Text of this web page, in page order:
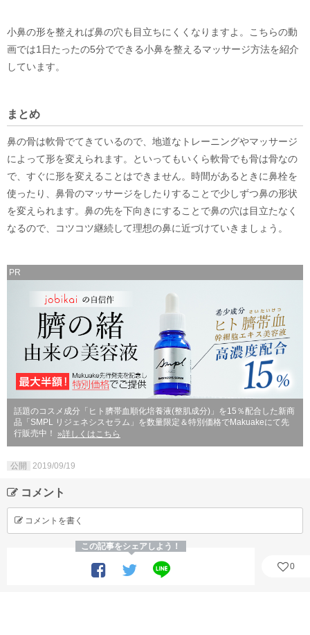
小鼻の形を整えれば鼻の穴も目立ちにくくなりますよ。こちらの動
画では1日たったの5分でできる小鼻を整えるマッサージ方法を紹介
しています。
まとめ
鼻の骨は軟骨でてきているので、地道なトレーニングやマッサージ
によって形を変えられます。といってもいくら軟骨でも骨は骨なの
で、すぐに形を変えることはできません。時間があるときに鼻栓を
使ったり、鼻骨のマッサージをしたりすることで少しずつ鼻の形状
を変えられます。鼻の先を下向きにすることで鼻の穴は目立たなく
なるので、コツコツ継続して理想の鼻に近づけていきましょう。
PR
話題のコスメ成分「ヒト臍帯血順化培養液(整肌成分)」を15％配合した新商
品「SMPL リジェネシスセラム」を数量限定＆特別価格でMakuakeにて先
行販売中！ »詳しくはこちら
公開 2019/09/19
コメント
コメントを書く
この記事をシェアしよう！
0